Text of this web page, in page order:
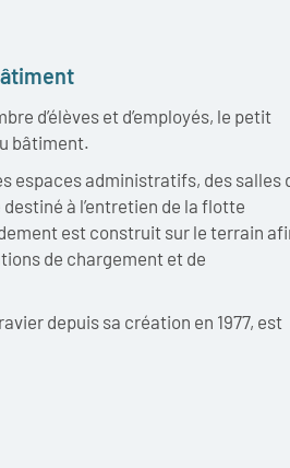
d’élèves et d’employés, le petit
bâtiment.
espaces administratifs, des salles
à l’entretien de la flotte
est construit sur le terrain
de chargement et de
depuis sa création en 1977, est